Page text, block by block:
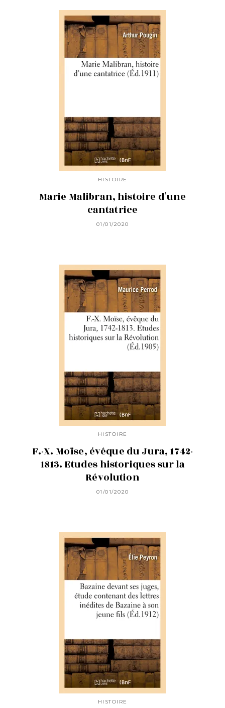
HISTOIRE
Marie Malibran, histoire d'une
cantatrice
01/01/2020
HISTOIRE
F.-X. Moïse, évêque du Jura, 1742-
1813. Etudes historiques sur la
Révolution
01/01/2020
HISTOIRE